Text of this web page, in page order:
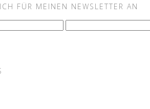
FÜR MEINEN NEWSLETTER AN